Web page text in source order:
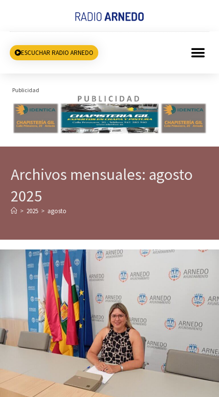
ESCUCHAR RADIO ARNEDO
Publicidad
Archivos mensuales: agosto
2025
> 2025 > agosto